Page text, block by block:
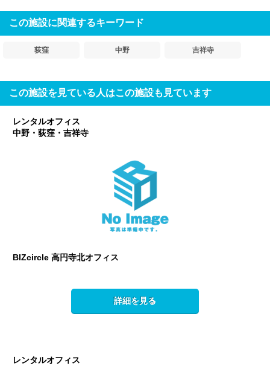
この施設に関連するキーワード
荻窪 中野 吉祥寺
この施設を見ている人はこの施設も見ています
レンタルオフィス
中野・荻窪・吉祥寺
BIZcircle 高円寺北オフィス
詳細を見る
レンタルオフィス